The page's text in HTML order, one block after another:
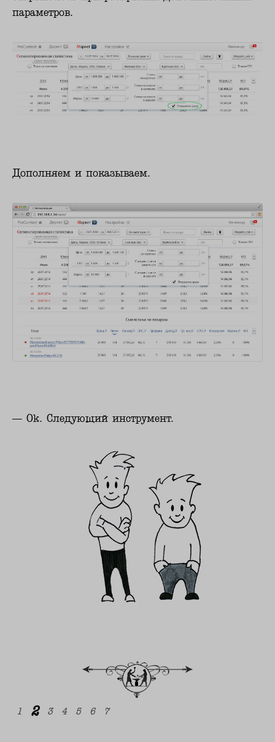
параметров.
Дополняем и показываем.
— Ok. Следующий инструмент.
1 2 3 4 5 6 7